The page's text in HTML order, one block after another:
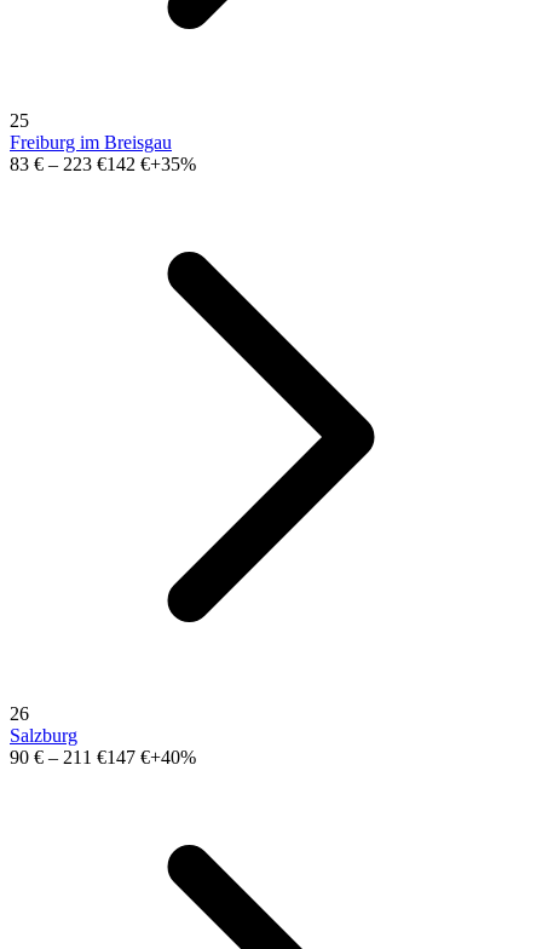
25
Freiburg im Breisgau
83 € – 223 €142 €+35%
26
Salzburg
90 € – 211 €147 €+40%